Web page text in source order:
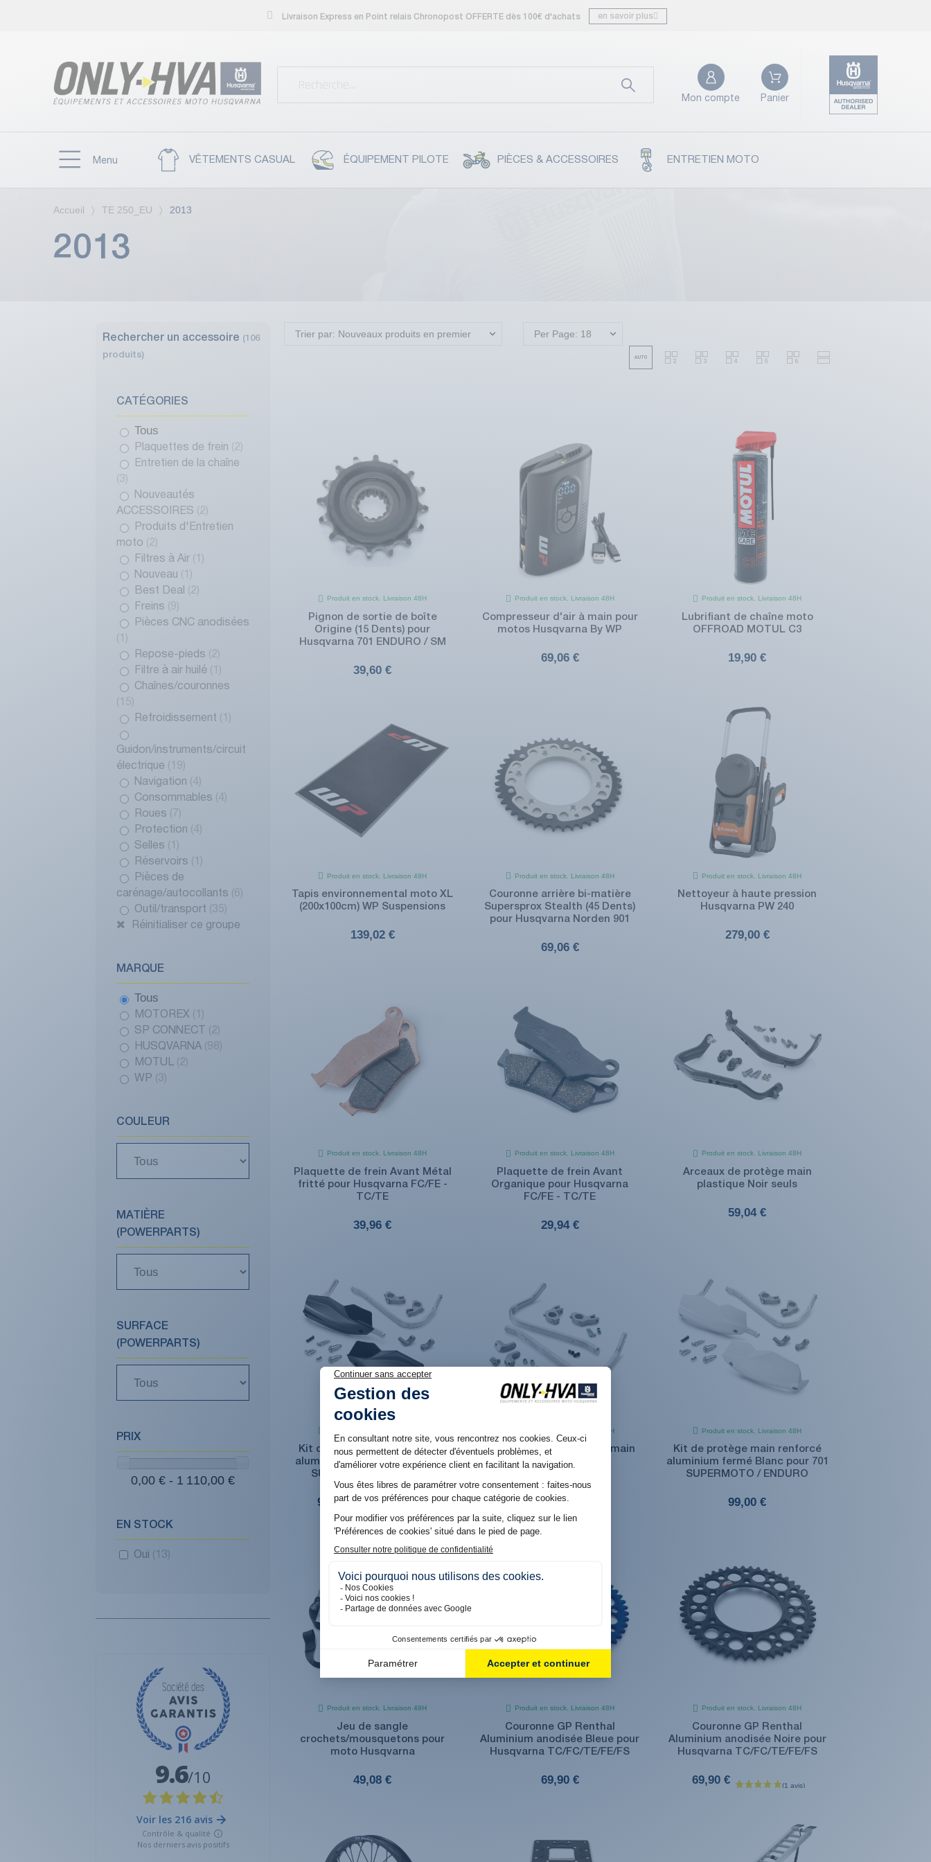
Livraison Express en Point relais Chronopost OFFERTE dès 100€ d'achats en savoir plus
Mon compte Panier
Menu VÊTEMENTS CASUAL ÉQUIPEMENT PILOTE PIÈCES & ACCESSOIRES ENTRETIEN MOTO
Accueil TE 250_EU 2013
2013
Rechercher un accessoire (106
produits)
CATÉGORIES
Tous
Plaquettes de frein
(2)
Entretien de la chaîne
(3)
Nouveautés
ACCESSOIRES
(2)
Produits d'Entretien
moto
(2)
Filtres à Air
Nouveau
Best Deal
(2)
Freins
(9)
Pièces CNC anodisées
Repose-pieds
(2)
Filtre à air huilé
Chaînes/couronnes
(15)
Refroidissement
Guidon/instruments/circuit
électrique
(19)
Navigation
(4)
Consommables
(4)
Roues
(7)
Protection
(4)
Selles
Réservoirs
Pièces de
carénage/autocollants
(6)
Outil/transport
(35)
Réinitialiser ce groupe
MARQUE
Tous
MOTOREX
SP CONNECT
(2)
HUSQVARNA
(98)
MOTUL
(2)
WP
(3)
COULEUR
MATIÈRE
(POWERPARTS)
SURFACE
(POWERPARTS)
PRIX
0,00 € - 1 110,00 €
EN STOCK
Oui (13)
Trier par: Nouveaux produits en premier Per Page: 18
Produit en stock. Livraison 48H
Pignon de sortie de boîte
Origine (15 Dents) pour
Husqvarna 701 ENDURO / SM
39,60 €
Produit en stock. Livraison 48H
Compresseur d'air à main pour
motos Husqvarna By WP
69,06 €
Produit en stock. Livraison 48H
Lubrifiant de chaîne moto
OFFROAD MOTUL C3
19,90 €
Produit en stock. Livraison 48H
Tapis environnemental moto XL
(200x100cm) WP Suspensions
139,02 €
Produit en stock. Livraison 48H
Couronne arrière bi-matière
Supersprox Stealth (45 Dents)
pour Husqvarna Norden 901
69,06 €
Produit en stock. Livraison 48H
Nettoyeur à haute pression
Husqvarna PW 240
279,00 €
Produit en stock. Livraison 48H
Plaquette de frein Avant Métal
fritté pour Husqvarna FC/FE -
TC/TE
39,96 €
Produit en stock. Livraison 48H
Plaquette de frein Avant
Organique pour Husqvarna
FC/FE - TC/TE
29,94 €
Produit en stock. Livraison 48H
Arceaux de protège main
plastique Noir seuls
59,04 €
Kit de protège main renforcé
aluminium fermé Noir pour 701
SUPERMOTO / ENDURO
99,00 €
Produit en stock. Livraison 48H
Kit d’arceau de protège-main
aluminium seuls
89,88 €
Produit en stock. Livraison 48H
Kit de protège main renforcé
aluminium fermé Blanc pour 701
SUPERMOTO / ENDURO
99,00 €
Produit en stock. Livraison 48H
Jeu de sangle
crochets/mousquetons pour
moto Husqvarna
49,08 €
Produit en stock. Livraison 48H
Couronne GP Renthal
Aluminium anodisée Bleue pour
Husqvarna TC/FC/TE/FE/FS
69,90 €
Produit en stock. Livraison 48H
Couronne GP Renthal
Aluminium anodisée Noire pour
Husqvarna TC/FC/TE/FE/FS
69,90 €